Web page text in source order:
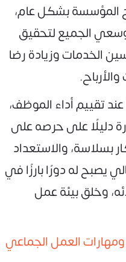
المؤسسة بشكل عام،
وسعي الجميع لتحقيق
وزيادة رضا
تقييم أداء الموظف،
دليلًا على حرصه على
بسلاسة، والاستعداد
يصبح له دورًا بارزًا في
وخلق بيئة عمل
العمل الجماعي